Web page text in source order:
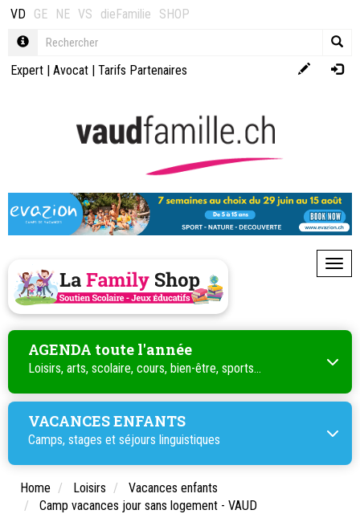
VD GE NE VS dieFamilie SHOP
Expert | Avocat | Tarifs Partenaires
AGENDA toute l'année
Loisirs, arts, scolaire, cours, bien-être, sports...
VACANCES ENFANTS
Camps, stages et séjours linguistiques
Home Loisirs
Vacances enfants
Camp vacances jour sans logement - VAUD